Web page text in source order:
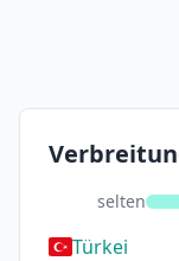
selten
Türkei